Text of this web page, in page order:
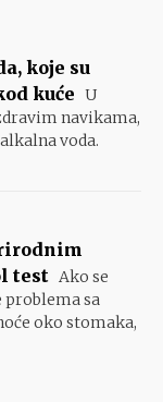
koje su
kuće U
navikama,
voda.
test Ako se
problema sa
oko stomaka,